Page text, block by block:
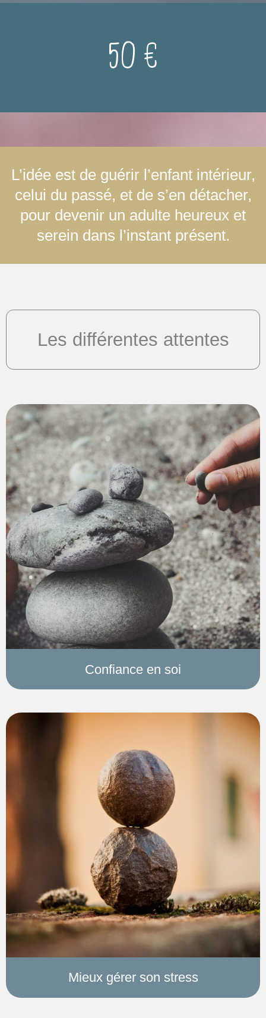
50 €
L’idée est de guérir l’enfant intérieur,
celui du passé, et de s’en détacher,
pour devenir un adulte heureux et
serein dans l’instant présent.
Les différentes attentes
Confiance en soi
Mieux gérer son stress